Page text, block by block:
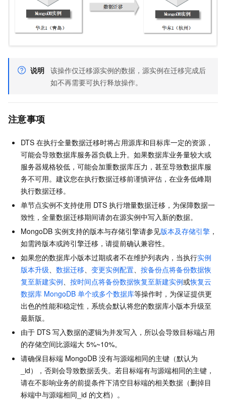
说明 该操作仅迁移源实例的数据，源实例在迁移完成后
如不再需要可执行释放操作。
注意事项
DTS 在执行全量数据迁移时将占用源库和目标库一定的资源，
可能会导致数据库服务器负载上升。如果数据库业务量较大或
服务器规格较低，可能会加重数据库压力，甚至导致数据库服
务不可用。建议您在执行数据迁移前谨慎评估，在业务低峰期
执行数据迁移。
单节点实例不支持使用 DTS 执行增量数据迁移，为保障数据一
致性，全量数据迁移期间请勿在源实例中写入新的数据。
MongoDB 实例支持的版本与存储引擎请参见版本及存储引擎 ，
如需跨版本或跨引擎迁移，请提前确认兼容性。
如果您的数据库小版本过期或者不在维护列表内，当执行实例
版本升级、 数据迁移、 变更实例配置、 按备份点将备份数据恢
复至新建实例、 按时间点将备份数据恢复至新建实例或恢复云
数据库 MongoDB 单个或多个数据库等操作时，为保证提供更
出色的性能和稳定性，系统会默认将您的数据库小版本升级至
最新版。
由于 DTS 写入数据的逻辑为并发写入，所以会导致目标端占用
的存储空间比源端大 5%~10%。
请确保目标端 MongoDB 没有与源端相同的主键（默认为
_id），否则会导致数据丢失。若目标端有与源端相同的主键，
请在不影响业务的前提条件下清空目标端的相关数据（删掉目
标端中与源端相同_id 的文档）。